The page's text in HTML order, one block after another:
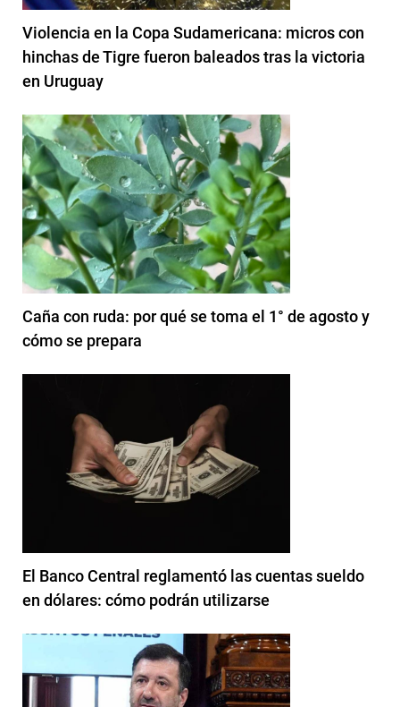
Violencia en la Copa Sudamericana: micros con
hinchas de Tigre fueron baleados tras la victoria
en Uruguay
Caña con ruda: por qué se toma el 1° de agosto y
cómo se prepara
El Banco Central reglamentó las cuentas sueldo
en dólares: cómo podrán utilizarse